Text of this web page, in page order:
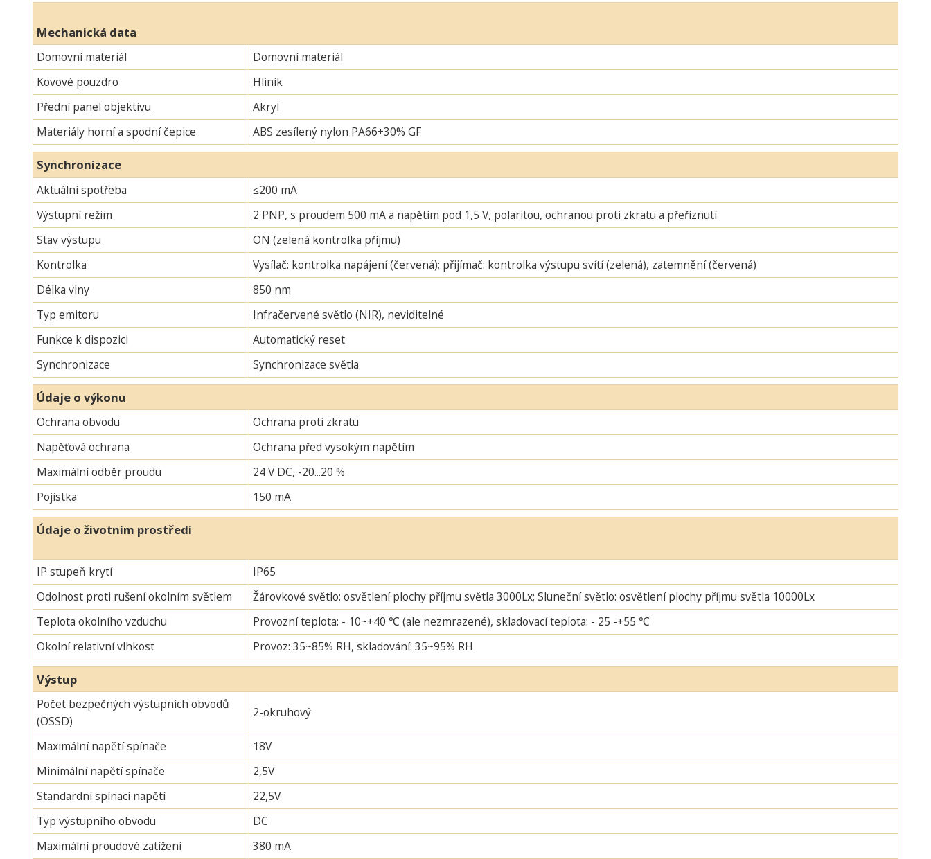
Mechanická data
Domovní materiál
Domovní materiál
Kovové pouzdro
Hliník
Přední panel objektivu
Akryl
Materiály horní a spodní čepice
ABS zesílený nylon PA66+30% GF
Synchronizace
Aktuální spotřeba
≤200 mA
Výstupní režim
2 PNP, s proudem 500 mA a napětím pod 1,5 V, polaritou, ochranou proti zkratu a přeříznutí
Stav výstupu
ON (zelená kontrolka příjmu)
Kontrolka
Vysílač: kontrolka napájení (červená); přijímač: kontrolka výstupu svítí (zelená), zatemnění (červená)
Délka vlny
850 nm
Typ emitoru
Infračervené světlo (NIR), neviditelné
Funkce k dispozici
Automatický reset
Synchronizace
Synchronizace světla
Údaje o výkonu
Ochrana obvodu
Ochrana proti zkratu
Napěťová ochrana
Ochrana před vysokým napětím
Maximální odběr proudu
24 V DC, -20...20 %
Pojistka
150 mA
Údaje o životním prostředí
IP stupeň krytí
IP65
Odolnost proti rušení okolním světlem
Žárovkové světlo: osvětlení plochy příjmu světla 3000Lx; Sluneční světlo: osvětlení plochy příjmu světla 10000Lx
Teplota okolního vzduchu
Provozní teplota: - 10~+40 ℃ (ale nezmrazené), skladovací teplota: - 25 -+55 ℃
Okolní relativní vlhkost
Provoz: 35~85% RH, skladování: 35~95% RH
Výstup
Počet bezpečných výstupních obvodů
(OSSD)
2-okruhový
Maximální napětí spínače
18V
Minimální napětí spínače
2,5V
Standardní spínací napětí
22,5V
Typ výstupního obvodu
DC
Maximální proudové zatížení
380 mA